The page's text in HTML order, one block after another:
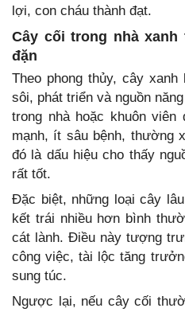
lợi, con cháu thành đạt.
Cây cối trong nhà
đặn
Theo phong thủy, cây
sôi, phát triển và nguồn
trong nhà hoặc khuôn viên
mạnh, ít sâu bệnh, thường
đó là dấu hiệu cho thấy
rất tốt.
Đặc biệt, những loại cây
kết trái nhiều hơn bình
cát lành. Điều này tượng
công việc, tài lộc tăng
sung túc.
Ngược lại, nếu cây cối